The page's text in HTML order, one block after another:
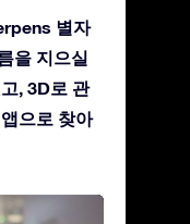
별자
을 지으실
, 3D로 관
으로 찾아